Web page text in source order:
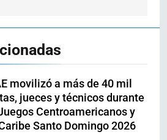
movilizó a más de 40 mil
jueces y técnicos durante
Centroamericanos y
Santo Domingo 2026